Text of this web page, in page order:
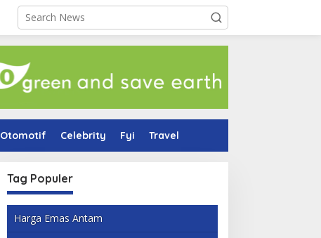
Otomotif Celebrity Fyi Travel
Tag Populer
Harga Emas Antam